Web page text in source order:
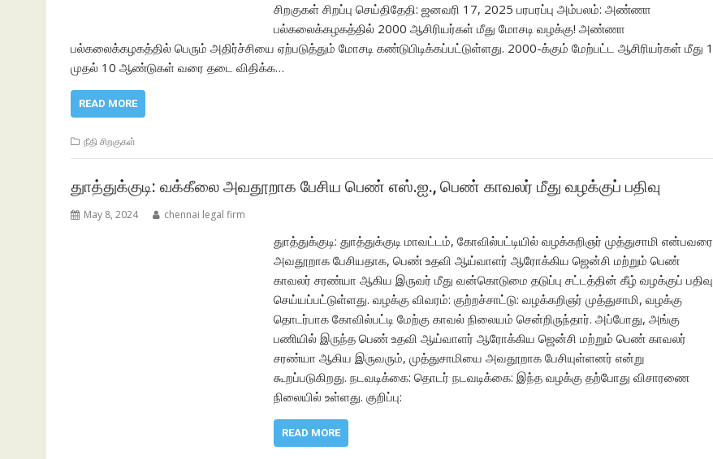
சிறகுகள் சிறப்பு செய்திதேதி: ஜனவரி 17, 2025 பரபரப்பு அம்பலம்: அண்ணா
பல்கலைக்கழகத்தில் 2000 ஆசிரியர்கள் மீது மோசடி வழக்கு! அண்ணா
பல்கலைக்கழகத்தில் பெரும் அதிர்ச்சியை ஏற்படுத்தும் மோசடி கண்டுபிடிக்கப்பட்டுள்ளது. 2000-க்கும் மேற்பட்ட ஆசிரியர்கள் மீது 1
முதல் 10 ஆண்டுகள் வரை தடை விதிக்க…
READ MORE
நீதி சிறகுகள்
துாத்துக்குடி: வக்கீலை அவதூறாக பேசிய பெண் எஸ்.ஐ., பெண் காவலர் மீது வழக்குப் பதிவு
May 8, 2024 chennai legal firm
துாத்துக்குடி: துாத்துக்குடி மாவட்டம், கோவில்பட்டியில் வழக்கறிஞர் முத்துசாமி என்பவரை
அவதூறாக பேசியதாக, பெண் உதவி ஆய்வாளர் ஆரோக்கிய ஜென்சி மற்றும் பெண்
காவலர் சரண்யா ஆகிய இருவர் மீது வன்கொடுமை தடுப்பு சட்டத்தின் கீழ் வழக்குப் பதிவு
செய்யப்பட்டுள்ளது. வழக்கு விவரம்: குற்றச்சாட்டு: வழக்கறிஞர் முத்துசாமி, வழக்கு
தொடர்பாக கோவில்பட்டி மேற்கு காவல் நிலையம் சென்றிருந்தார். அப்போது, அங்கு
பணியில் இருந்த பெண் உதவி ஆய்வாளர் ஆரோக்கிய ஜென்சி மற்றும் பெண் காவலர்
சரண்யா ஆகிய இருவரும், முத்துசாமியை அவதூறாக பேசியுள்ளனர் என்று
கூறப்படுகிறது. நடவடிக்கை: தொடர் நடவடிக்கை: இந்த வழக்கு தற்போது விசாரணை
நிலையில் உள்ளது. குறிப்பு:
READ MORE